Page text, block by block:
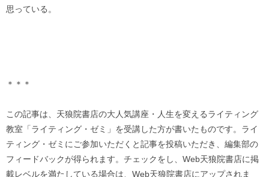
思っている。
＊＊＊
この記事は、天狼院書店の大人気講座・人生を変えるライティング
教室「ライティング・ゼミ」を受講した方が書いたものです。ライ
ティング・ゼミにご参加いただくと記事を投稿いただき、編集部の
フィードバックが得られます。チェックをし、Web天狼院書店に掲
載レベルを満たしている場合は、Web天狼院書店にアップされま